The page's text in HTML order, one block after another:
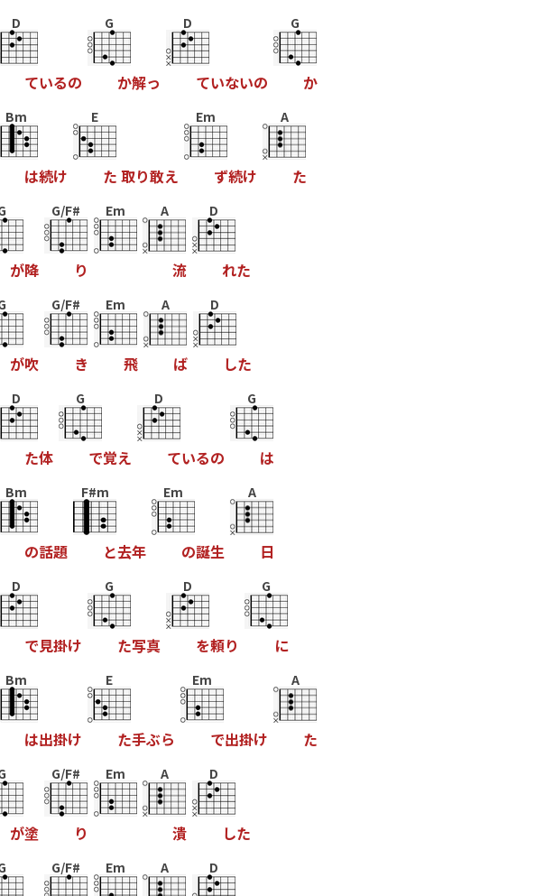
D
ているの
G
か解っ
D
ていないの
G
か
Bm
は続け
E
た 取り敢え
Em
ず続け
A
た
が降
G/F#
り
Em A
流
D
れた
が吹
G/F#
き
Em
飛
A
ば
D
した
D
た体
G
で覚え
D
ているの
G
は
Bm
の話題
F#m
と去年
Em
の誕生
A
日
D
で見掛け
G
た写真
D
を頼り
G
に
Bm
は出掛け
E
た手ぶら
Em
で出掛け
A
た
が塗
G/F#
り
Em A
潰
D
した
G/F# Em A D